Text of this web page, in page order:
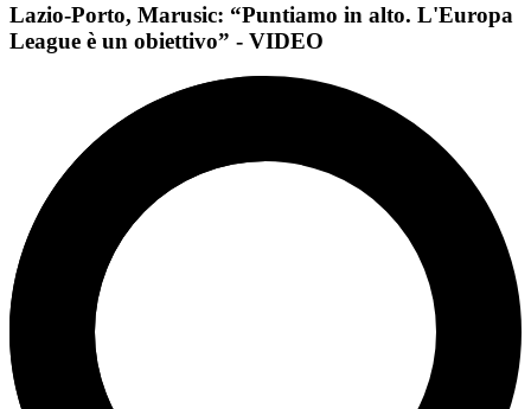
Lazio-Porto, Marusic: “Puntiamo in alto. L'Europa
League è un obiettivo” - VIDEO